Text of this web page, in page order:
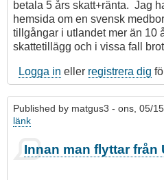
betala 5 års skatt+ränta. Jag
hemsida om en svensk
tillgångar i utlandet mer än 10
skattetillägg och i vissa fall
Logga in eller registrera dig
Published by matgus3 - ons, 05/
länk
Innan man flyttar från